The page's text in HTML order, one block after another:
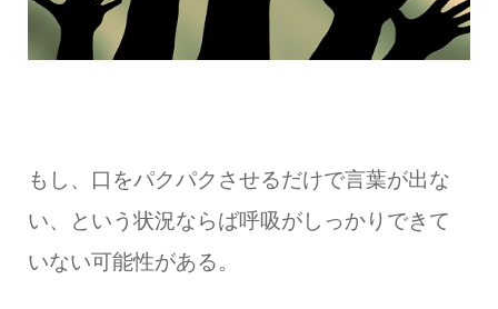
もし、口をパクパクさせるだけで言葉が出な
い、という状況ならば呼吸がしっかりできて
いない可能性がある。